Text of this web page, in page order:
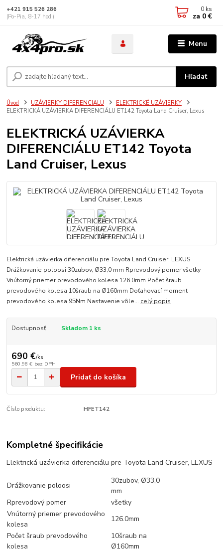
Menu
Hľadať
+421 915 526 286
(Po-Pia, 8-17 hod.)
0 ks
za 0 €
Úvod UZÁVIERKY DIFERENCIALU
ELEKTRICKÉ UZÁVIERKY
ELEKTRICKÁ UZÁVIERKA DIFERENCIÁLU ET142 Toyota Land Cruiser, Lexus
ELEKTRICKÁ UZÁVIERKA
DIFERENCIÁLU ET142 Toyota
Land Cruiser, Lexus
Elektrická uzávierka diferenciálu pre Toyota Land Cruiser, LEXUS
Drážkovanie poloosi 30zubov, Ø33,0 mm Rprevodový pomer všetky
Vnútorný priemer prevodového kolesa 126.0mm Počet šraub
prevodového kolesa 10šraub na Ø160mm Doťahovací moment
prevodového kolesa 95Nm Nastavenie vôle... celý popis
Dostupnosť Skladom 1 ks
690 €/ks
560,98 € bez DPH
Pridať do košíka
Číslo produktu: HFET142
Kompletné špecifikácie
Elektrická uzávierka diferenciálu pre Toyota Land Cruiser, LEXUS
Drážkovanie poloosi
30zubov, Ø33,0
mm
Rprevodový pomer
všetky
Vnútorný priemer prevodového
kolesa
126.0mm
Počet šraub prevodového
kolesa
10šraub na
Ø160mm